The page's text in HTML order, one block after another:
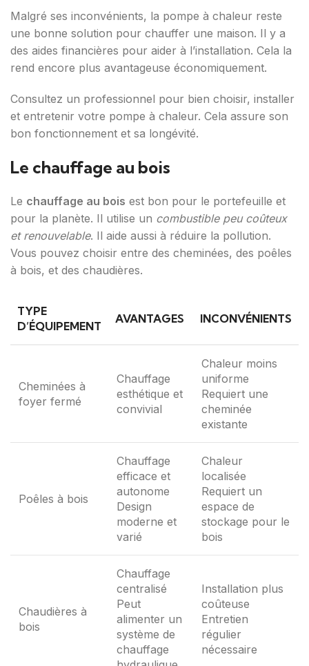
Malgré ses inconvénients, la pompe à chaleur reste
une bonne solution pour chauffer une maison. Il y a
des aides financières pour aider à l’installation. Cela la
rend encore plus avantageuse économiquement.
Consultez un professionnel pour bien choisir, installer
et entretenir votre pompe à chaleur. Cela assure son
bon fonctionnement et sa longévité.
Le chauffage au bois
Le chauffage au bois est bon pour le portefeuille et
pour la planète. Il utilise un combustible peu coûteux
et renouvelable. Il aide aussi à réduire la pollution.
Vous pouvez choisir entre des cheminées, des poêles
à bois, et des chaudières.
TYPE
D’ÉQUIPEMENT
AVANTAGES INCONVÉNIENTS
Cheminées à
foyer fermé
Chauffage
esthétique et
convivial
Chaleur moins
uniforme
Requiert une
cheminée
existante
Poêles à bois
Chauffage
efficace et
autonome
Design
moderne et
varié
Chaleur
localisée
Requiert un
espace de
stockage pour le
bois
Chaudières à
bois
Chauffage
centralisé
Peut
alimenter un
système de
chauffage
Installation plus
coûteuse
Entretien
régulier
nécessaire